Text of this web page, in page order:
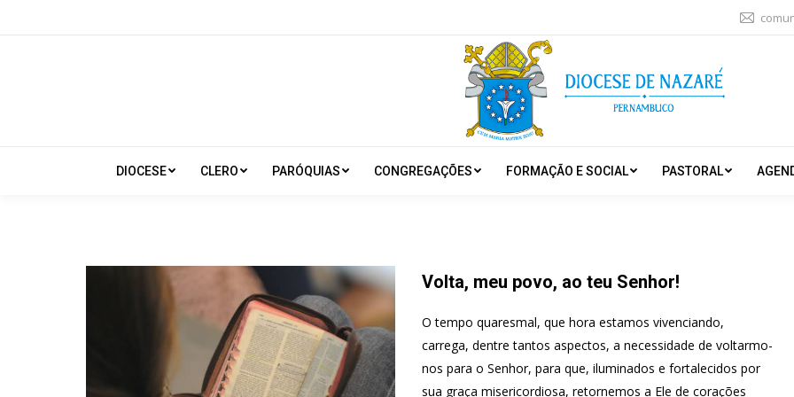
DIOCESE CLERO PARÓQUIAS CONGREGAÇÕES FORMAÇÃO E SOCIAL PASTORAL
Volta, meu povo, ao teu Senhor!
O tempo quaresmal, que hora estamos vivenciando,
carrega, dentre tantos aspectos, a necessidade de voltarmo-
nos para o Senhor, para que, iluminados e fortalecidos por
sua graça misericordiosa, retornemos a Ele de corações